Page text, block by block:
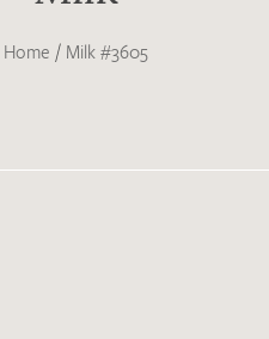
Home / Milk #3605